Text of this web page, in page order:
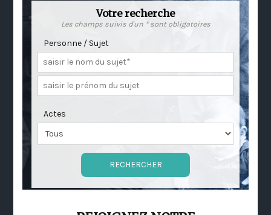
Votre recherche
Les champs suivis d'un * sont obligatoires
Personne / Sujet
Actes